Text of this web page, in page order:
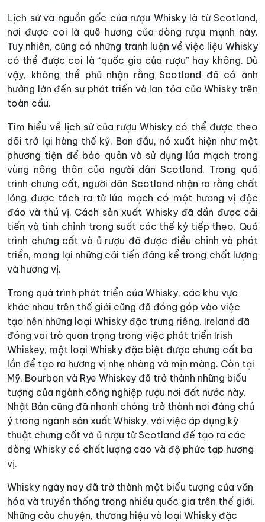
Lịch sử và nguồn gốc của rượu Whisky là từ Scotland,
nơi được coi là quê hương của dòng rượu mạnh này.
Tuy nhiên, cũng có những tranh luận về việc liệu Whisky
có thể được coi là “quốc gia của rượu” hay không. Dù
vậy, không thể phủ nhận rằng Scotland đã có ảnh
hưởng lớn đến sự phát triển và lan tỏa của Whisky trên
toàn cầu.
Tìm hiểu về lịch sử của rượu Whisky có thể được theo
dõi trở lại hàng thế kỷ. Ban đầu, nó xuất hiện như một
phương tiện để bảo quản và sử dụng lúa mạch trong
vùng nông thôn của người dân Scotland. Trong quá
trình chưng cất, người dân Scotland nhận ra rằng chất
lỏng được tách ra từ lúa mạch có một hương vị độc
đáo và thú vị. Cách sản xuất Whisky đã dần được cải
tiến và tinh chỉnh trong suốt các thế kỷ tiếp theo. Quá
trình chưng cất và ủ rượu đã được điều chỉnh và phát
triển, mang lại những cải tiến đáng kể trong chất lượng
và hương vị.
Trong quá trình phát triển của Whisky, các khu vực
khác nhau trên thế giới cũng đã đóng góp vào việc
tạo nên những loại Whisky đặc trưng riêng. Ireland đã
đóng vai trò quan trọng trong việc phát triển Irish
Whiskey, một loại Whisky đặc biệt được chưng cất ba
lần để tạo ra hương vị nhẹ nhàng và mịn màng. Còn tại
Mỹ, Bourbon và Rye Whiskey đã trở thành những biểu
tượng của ngành công nghiệp rượu nơi đất nước này.
Nhật Bản cũng đã nhanh chóng trở thành nơi đáng chú
ý trong ngành sản xuất Whisky, với việc áp dụng kỹ
thuật chưng cất và ủ rượu từ Scotland để tạo ra các
dòng Whisky có chất lượng cao và độ phức tạp hương
vị.
Whisky ngày nay đã trở thành một biểu tượng của văn
hóa và truyền thống trong nhiều quốc gia trên thế giới.
Những câu chuyện, thương hiệu và loại Whisky đặc